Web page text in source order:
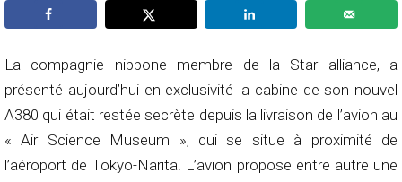
La compagnie nippone membre de la Star alliance, a
présenté aujourd’hui en exclusivité la cabine de son nouvel
A380 qui était restée secrète depuis la livraison de l’avion au
« Air Science Museum », qui se situe à proximité de
l’aéroport de Tokyo-Narita. L’avion propose entre autre une